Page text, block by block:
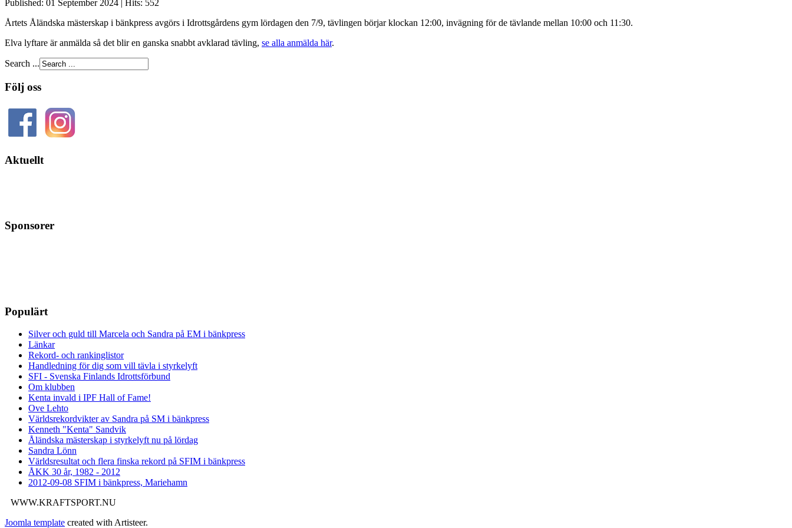
Published: 01 September 2024
Hits: 552
Årtets Åländska mästerskap i bänkpress avgörs i Idrottsgårdens gym lördagen den 7/9, tävlingen börjar klockan 12:00, invägning för de tävlande mellan 10:00 och 11:30.
Elva lyftare är anmälda så det blir en ganska snabbt avklarad tävling, se alla anmälda här.
Search ...
Följ oss
Aktuellt
Sponsorer
Populärt
Silver och guld till Marcela och Sandra på EM i bänkpress
Länkar
Rekord- och rankinglistor
Handledning för dig som vill tävla i styrkelyft
SFI - Svenska Finlands Idrottsförbund
Om klubben
Kenta invald i IPF Hall of Fame!
Ove Lehto
Världsrekordvikter av Sandra på SM i bänkpress
Kenneth "Kenta" Sandvik
Åländska mästerskap i styrkelyft nu på lördag
Sandra Lönn
Världsresultat och flera finska rekord på SFIM i bänkpress
ÅKK 30 år, 1982 - 2012
2012-09-08 SFIM i bänkpress, Mariehamn
WWW.KRAFTSPORT.NU
Joomla template created with Artisteer.